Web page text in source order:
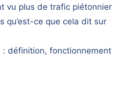
vu plus de trafic piétonnier
qu’est-ce que cela dit sur
: définition, fonctionnement